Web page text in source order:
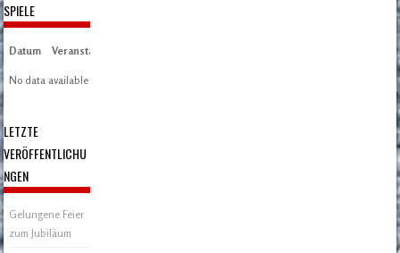
SPIELE
Datum Veranstaltung
No data available in table
LETZTE
VERÖFFENTLICHU
NGEN
Gelungene Feier
zum Jubiläum